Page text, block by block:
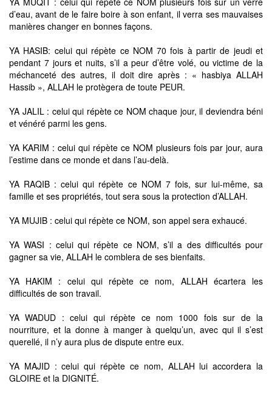
d’eau, avant de le faire boire à son enfant, il verra ses mauvaises
manières changer en bonnes façons.
YA HASIB: celui qui répète ce NOM 70 fois à partir de jeudi et
pendant 7 jours et nuits, s’il a peur d’être volé, ou victime de la
méchanceté des autres, il doit dire après : « hasbiya ALLAH
Hassib », ALLAH le protègera de toute PEUR.
YA JALIL : celui qui répète ce NOM chaque jour, il deviendra béni
et vénéré parmi les gens.
YA KARIM : celui qui répète ce NOM plusieurs fois par jour, aura
l’estime dans ce monde et dans l’au-delà.
YA RAQIB : celui qui répète ce NOM 7 fois, sur lui-même, sa
famille et ses propriétés, tout sera sous la protection d’ALLAH.
YA MUJIB : celui qui répète ce NOM, son appel sera exhaucé.
YA WASI : celui qui répète ce NOM, s’il a des difficultés pour
gagner sa vie, ALLAH le comblera de ses bienfaits.
YA HAKIM : celui qui répète ce nom, ALLAH écartera les
difficultés de son travail.
YA WADUD : celui qui répète ce nom 1000 fois sur de la
nourriture, et la donne à manger à quelqu’un, avec qui il s’est
querellé, il n’y aura plus de dispute entre eux.
YA MAJID : celui qui répète ce nom, ALLAH lui accordera la
GLOIRE et la DIGNITÉ.